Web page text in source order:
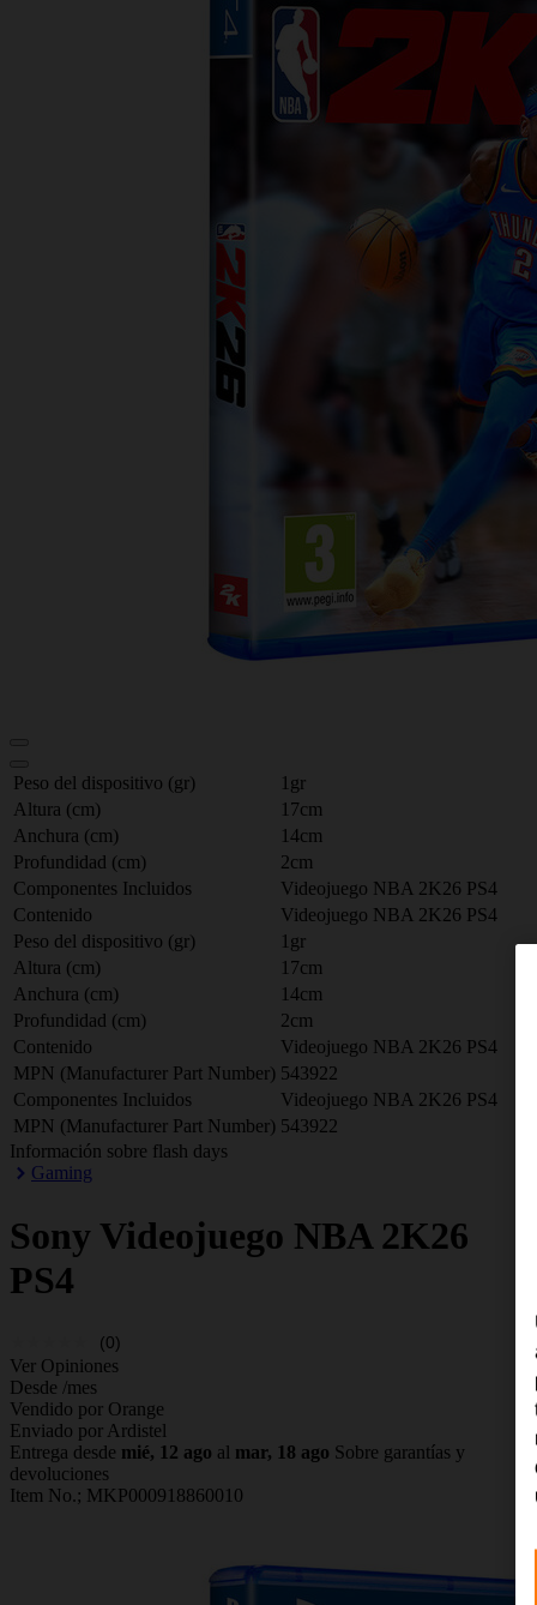
Peso del dispositivo (gr)
1gr
Altura (cm)
17cm
Anchura (cm)
14cm
Profundidad (cm)
2cm
Componentes Incluidos
Videojuego NBA 2K26 PS4
Contenido
Videojuego NBA 2K26 PS4
Peso del dispositivo (gr)
1gr
Altura (cm)
17cm
Anchura (cm)
14cm
Profundidad (cm)
2cm
Contenido
Videojuego NBA 2K26 PS4
MPN (Manufacturer Part Number) 543922
Componentes Incluidos
Videojuego NBA 2K26 PS4
MPN (Manufacturer Part Number) 543922
Información sobre flash days
Gaming
SonyVideojuego NBA 2K26
PS4
(0)
Ver Opiniones
Desde /mes
Vendido por Orange
Enviado por Ardistel
Entrega desde mié, 12 ago al mar, 18 ago Sobre garantías y
devoluciones
Item No.; MKP000918860010